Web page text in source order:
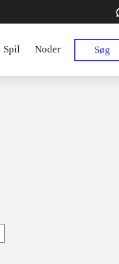
Spil Noder Søg